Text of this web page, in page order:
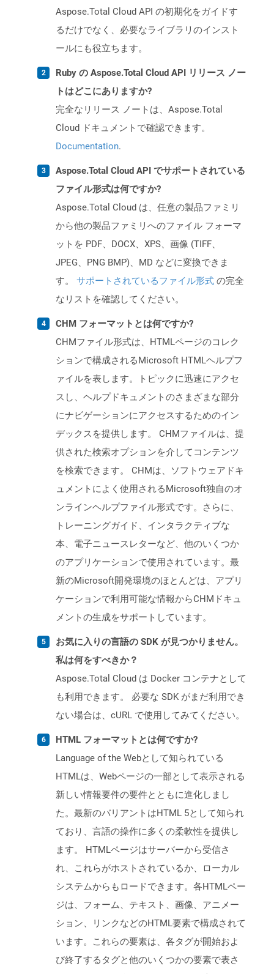
Aspose.Total Cloud API の初期化をガイドす
るだけでなく、必要なライブラリのインスト
ールにも役立ちます。
Ruby の Aspose.Total Cloud API リリース ノー
トはどこにありますか?
完全なリリース ノートは、Aspose.Total
Cloud ドキュメントで確認できます。
Documentation.
Aspose.Total Cloud API でサポートされている
ファイル形式は何ですか?
Aspose.Total Cloud は、任意の製品ファミリ
から他の製品ファミリへのファイル フォーマ
ットを PDF、DOCX、XPS、画像 (TIFF、
JPEG、PNG BMP)、MD などに変換できま
す。 サポートされているファイル形式 の完全
なリストを確認してください。
CHM フォーマットとは何ですか?
CHMファイル形式は、HTMLページのコレク
ションで構成されるMicrosoft HTMLヘルプフ
ァイルを表します。トピックに迅速にアクセ
スし、ヘルプドキュメントのさまざまな部分
にナビゲーションにアクセスするためのイン
デックスを提供します。 CHMファイルは、提
供された検索オプションを介してコンテンツ
を検索できます。 CHMは、ソフトウェアドキ
ュメントによく使用されるMicrosoft独自のオ
ンラインヘルプファイル形式です。さらに、
トレーニングガイド、インタラクティブな
本、電子ニュースレターなど、他のいくつか
のアプリケーションで使用されています。最
新のMicrosoft開発環境のほとんどは、アプリ
ケーションで利用可能な情報からCHMドキュ
メントの生成をサポートしています。
お気に入りの言語の SDK が見つかりません。
私は何をすべきか？
Aspose.Total Cloud は Docker コンテナとして
も利用できます。 必要な SDK がまだ利用でき
ない場合は、cURL で使用してみてください。
HTML フォーマットとは何ですか?
Language of the Webとして知られている
HTMLは、Webページの一部として表示される
新しい情報要件の要件とともに進化しまし
た。最新のバリアントはHTML 5として知られ
ており、言語の操作に多くの柔軟性を提供し
ます。 HTMLページはサーバーから受信さ
れ、これらがホストされているか、ローカル
システムからもロードできます。各HTMLペー
ジは、フォーム、テキスト、画像、アニメー
ション、リンクなどのHTML要素で構成されて
います。これらの要素は、各タグが開始およ
び終了するタグと他のいくつかの要素で表さ